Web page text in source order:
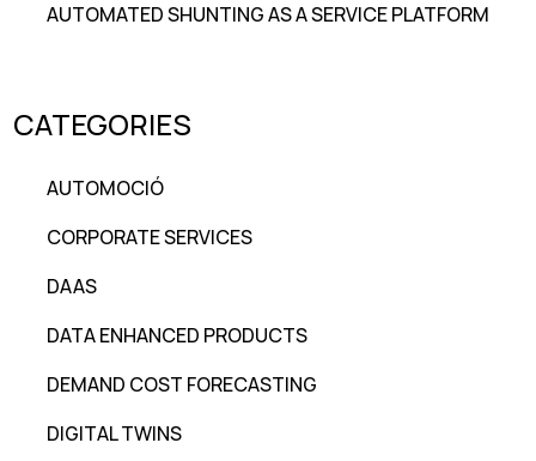
AUTOMATED SHUNTING AS A SERVICE PLATFORM
CATEGORIES
AUTOMOCIÓ
CORPORATE SERVICES
DAAS
DATA ENHANCED PRODUCTS
DEMAND COST FORECASTING
DIGITAL TWINS